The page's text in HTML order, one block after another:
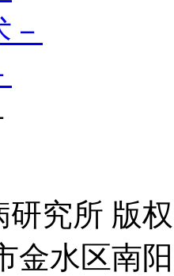
－
究所 版
金水区南